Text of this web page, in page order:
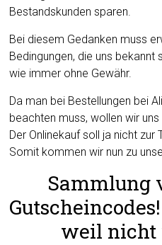
Bestandskunden sparen.
Bei diesem Gedanken muss
Bedingungen, die uns bekannt
wie immer ohne Gewähr.
Da man bei Bestellungen bei
beachten muss, wollen wir
Der Onlinekauf soll ja nicht zur
Somit kommen wir nun zu
Sammlung
weil nicht